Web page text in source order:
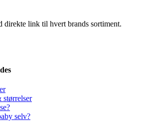
direkte link til hvert brands sortiment.
størrelser
selv?